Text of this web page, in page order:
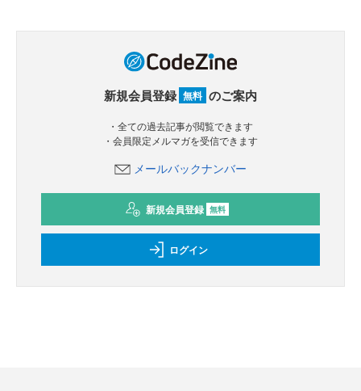
新規会員登録 無料 のご案内
・全ての過去記事が閲覧できます
・会員限定メルマガを受信できます
メールバックナンバー
新規会員登録 無料
ログイン